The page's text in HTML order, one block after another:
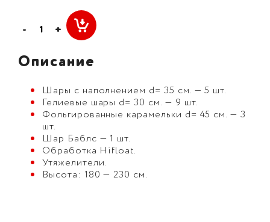
- +
Описание
Шары с наполнением d= 35 см. — 5 шт.
Гелиевые шары d= 30 см. — 9 шт.
Фольгированные карамельки d= 45 см. — 3
шт.
Шар Баблс — 1 шт.
Обработка Hifloat.
Утяжелители.
Высота: 180 — 230 см.